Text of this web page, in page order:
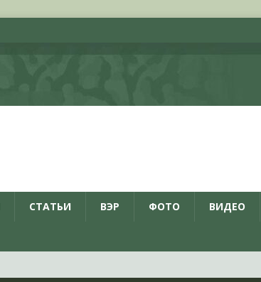
СТАТЬИ ВЭР ФОТО ВИДЕО